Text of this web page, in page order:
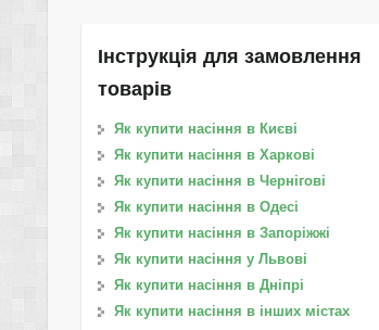
Інструкція для замовлення
товарів
Як купити насіння в Києві
Як купити насіння в Харкові
Як купити насіння в Чернігові
Як купити насіння в Одесі
Як купити насіння в Запоріжжі
Як купити насіння у Львові
Як купити насіння в Дніпрі
Як купити насіння в інших містах